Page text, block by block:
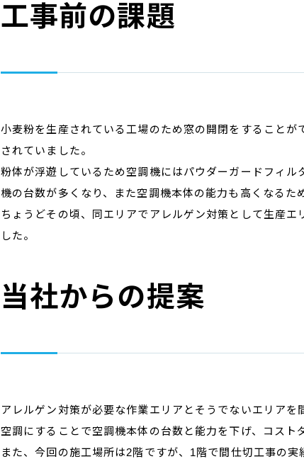
工事前の課題
小麦粉を生産されている工場のため窓の開閉をすること
されていました。
粉体が浮遊しているため空調機にはパウダーガードフィル
機の台数が多くなり、また空調機本体の能力も高くなるた
ちょうどその頃、同エリアでアレルゲン対策として生産
した。
当社からの提案
アレルゲン対策が必要な作業エリアとそうでないエリア
空調にすることで空調機本体の台数と能力を下げ、コスト
また、今回の施工場所は2階ですが、1階で間仕切工事の